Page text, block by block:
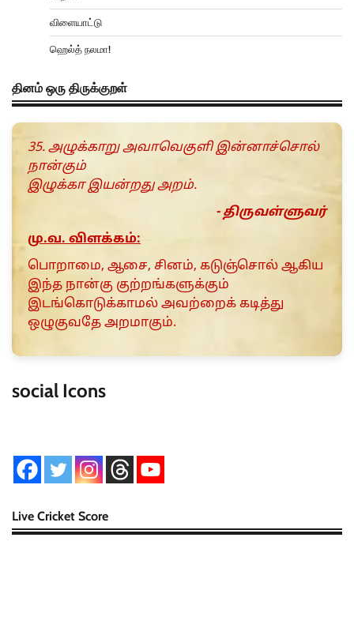
விளையாட்டு
ஹெல்த் நலமா!
தினம் ஒரு திருக்குறள்
35. அழுக்காறு அவாவெகுளி இன்னாச்சொல்
நான்கும்
இழுக்கா இயன்றது அறம்.
- திருவள்ளுவர்
மு.வ. விளக்கம்:
பொறாமை, ஆசை, சினம், கடுஞ்சொல் ஆகிய
இந்த நான்கு குற்றங்களுக்கும்
இடங்கொடுக்காமல் அவற்றைக் கடித்து
ஒழுகுவதே அறமாகும்.
social Icons
Live Cricket Score